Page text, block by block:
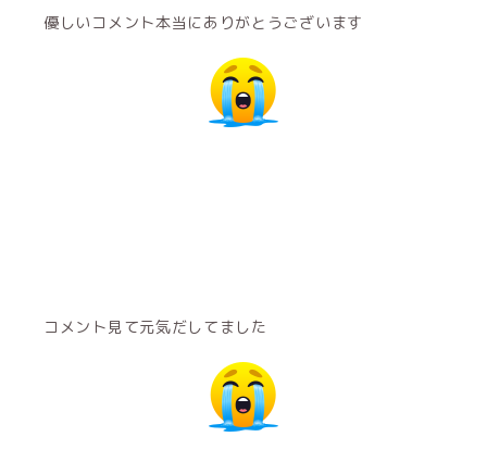
優しいコメント本当にありがとうございます
コメント見て元気だしてました